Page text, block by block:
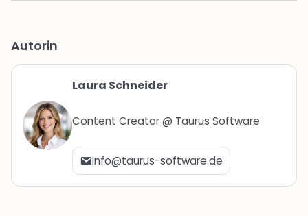
Autorin
Laura Schneider
Content Creator @ Taurus Software
info@taurus-software.de